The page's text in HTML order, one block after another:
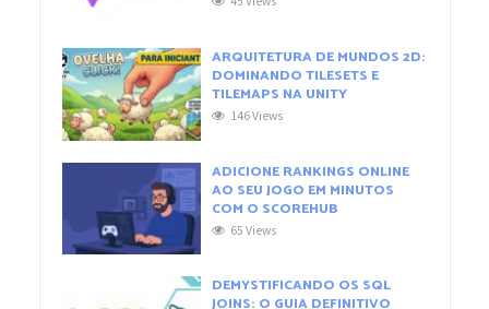
ARQUITETURA DE MUNDOS 2D:
DOMINANDO TILESETS E
TILEMAPS NA UNITY
146 Views
ADICIONE RANKINGS ONLINE
AO SEU JOGO EM MINUTOS
COM O SCOREHUB
65 Views
DEMYSTIFICANDO OS SQL
JOINS: O GUIA DEFINITIVO